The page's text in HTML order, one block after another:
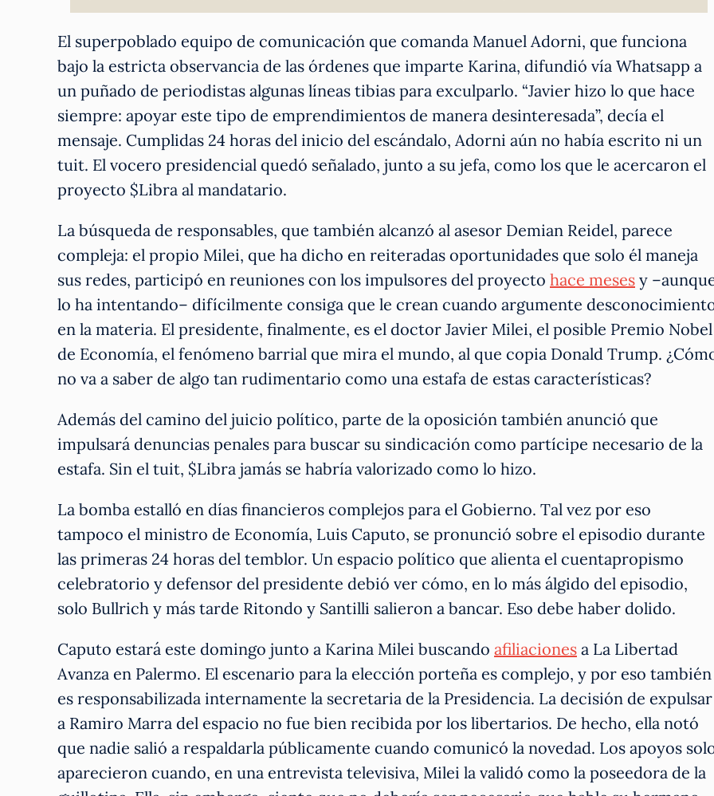
El superpoblado equipo de comunicación que comanda Manuel Adorni, que funciona
bajo la estricta observancia de las órdenes que imparte Karina, difundió vía Whatsapp a
un puñado de periodistas algunas líneas tibias para exculparlo. “Javier hizo lo que hace
siempre: apoyar este tipo de emprendimientos de manera desinteresada”, decía el
mensaje. Cumplidas 24 horas del inicio del escándalo, Adorni aún no había escrito ni un
tuit. El vocero presidencial quedó señalado, junto a su jefa, como los que le acercaron el
proyecto $Libra al mandatario.
La búsqueda de responsables, que también alcanzó al asesor Demian Reidel, parece
compleja: el propio Milei, que ha dicho en reiteradas oportunidades que solo él maneja
sus redes, participó en reuniones con los impulsores del proyecto hace meses y
lo ha intentando– difícilmente consiga que le crean cuando argumente
en la materia. El presidente, finalmente, es el doctor Javier Milei, el posible Premio Nobel
de Economía, el fenómeno barrial que mira el mundo, al que copia Donald Trump.
no va a saber de algo tan rudimentario como una estafa de estas características?
Además del camino del juicio político, parte de la oposición también anunció que
impulsará denuncias penales para buscar su sindicación como partícipe necesario de la
estafa. Sin el tuit, $Libra jamás se habría valorizado como lo hizo.
La bomba estalló en días financieros complejos para el Gobierno. Tal vez por eso
tampoco el ministro de Economía, Luis Caputo, se pronunció sobre el episodio durante
las primeras 24 horas del temblor. Un espacio político que alienta el cuentapropismo
celebratorio y defensor del presidente debió ver cómo, en lo más álgido del episodio,
solo Bullrich y más tarde Ritondo y Santilli salieron a bancar. Eso debe haber dolido.
Caputo estará este domingo junto a Karina Milei buscando afiliaciones a La Libertad
Avanza en Palermo. El escenario para la elección porteña es complejo, y por eso también
es responsabilizada internamente la secretaria de la Presidencia. La decisión de expulsar
a Ramiro Marra del espacio no fue bien recibida por los libertarios. De hecho, ella notó
que nadie salió a respaldarla públicamente cuando comunicó la novedad. Los apoyos
aparecieron cuando, en una entrevista televisiva, Milei la validó como la poseedora de la